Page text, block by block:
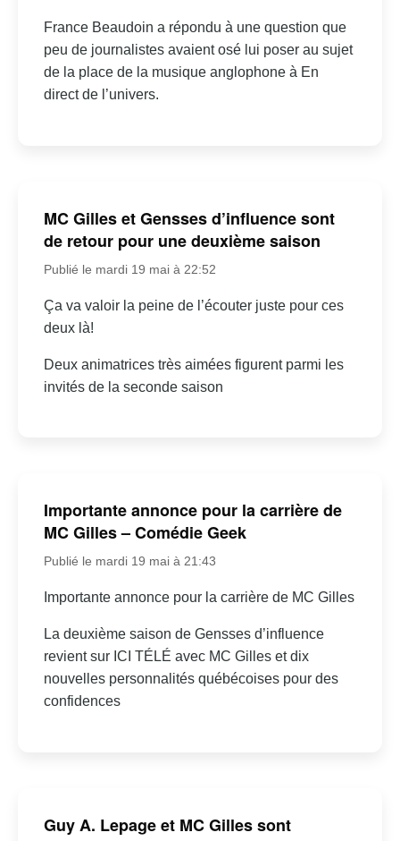
France Beaudoin a répondu à une question que
peu de journalistes avaient osé lui poser au sujet
de la place de la musique anglophone à En
direct de l’univers.
MC Gilles et Gensses d’influence sont
de retour pour une deuxième saison
Publié le mardi 19 mai à 22:52
Ça va valoir la peine de l’écouter juste pour ces
deux là!
Deux animatrices très aimées figurent parmi les
invités de la seconde saison
Importante annonce pour la carrière de
MC Gilles – Comédie Geek
Publié le mardi 19 mai à 21:43
Importante annonce pour la carrière de MC Gilles
La deuxième saison de Gensses d’influence
revient sur ICI TÉLÉ avec MC Gilles et dix
nouvelles personnalités québécoises pour des
confidences
Guy A. Lepage et MC Gilles sont